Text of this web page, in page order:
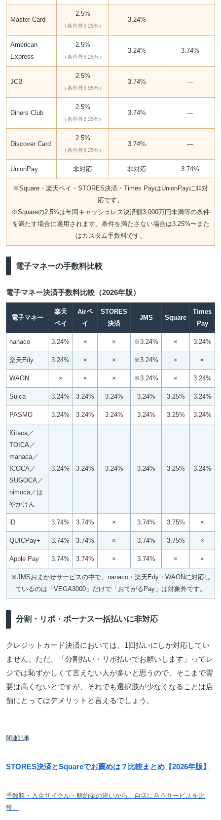
Master Card
2.5%
（条件外3.25%）
3.24% —
American
Express
2.5%
（条件外3.25%）
3.24% 3.74%
JCB
2.5%
（条件外3.95%）
3.74% —
Diners Club
2.5%
（条件外3.25%）
3.74% —
Discover Card
2.5%
（条件外3.25%）
3.74% —
UnionPay 非対応 非対応 3.74%
※Square・楽天ペイ・STORES決済・Times PayはUnionPayに非対
応です。
※Squareの2.5%は年間キャッシュレス決済額3,000万円未満等の条件
を満たす場合に適用されます。条件を満たさない場合は3.25%〜また
はカスタム手数料です。
電子マネーの手数料比較
電子マネー決済手数料比較（2026年版）
電子マネー
楽天
ペイ
Airペ
イ
STORES
決済
JMS Square
Times
Pay
nanaco 3.24% × × ※3.24% × 3.24%
楽天Edy 3.24% × × ※3.24% × ×
WAON × × × ※3.24% × 3.24%
Suica 3.24% 3.24% 3.24% 3.24% 3.25% 3.24%
PASMO 3.24% 3.24% 3.24% 3.24% 3.25% 3.24%
Kitaca／
TOICA／
manaca／
ICOCA／
SUGOCA／
nimoca／は
やかけん
3.24% 3.24% 3.24% 3.24% 3.25% 3.24%
iD 3.74% 3.74% × 3.74% 3.75% ×
QUICPay+ 3.74% 3.74% × 3.74% 3.75% ×
Apple Pay 3.74% 3.74% × 3.74% × ×
※JMSおまかせサービスの中で、nanaco・楽天Edy・WAONに対応し
ているのは「VEGA3000」だけで「おてがるPay」は対象外です。
分割・リボ・ボーナス一括払いに非対応
クレジットカード決済においては、1回払いにしか対応してい
ません。ただ、「分割払い・リボ払いでお願いします」ってレ
ジでは恥ずかしくて言えない人が多いと思うので、そこまで需
要は高くないとですが、それでも選択肢が少なくなることは店
舗にとってはデメリットと言えるでしょう。
関連記事
STORES決済とSquareでお薦めは？比較まとめ【2026年版】
手数料・入金サイクル・解約金の違いから、自店に合うサービスを比
較。